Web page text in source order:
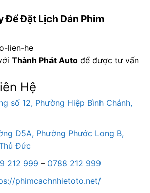
Để Đặt Lịch Dán Phim
Thành Phát Auto để được tư vấn
Hệ
số 12, Phường Hiệp Bình Chánh,
D5A, Phường Phước Long B,
Đức
212 999 – 0788 212 999
phimcachnhietoto.net/